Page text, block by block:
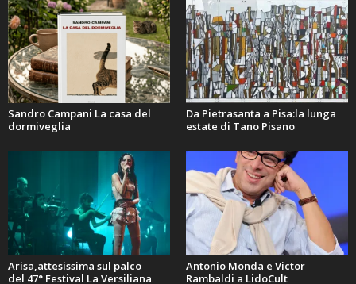
Sandro Campani La casa del
dormiveglia
Da Pietrasanta a Pisa:la lunga
estate di Tano Pisano
Arisa,attesissima sul palco
del 47° Festival La Versiliana
Antonio Monda e Victor
Rambaldi a LidoCult